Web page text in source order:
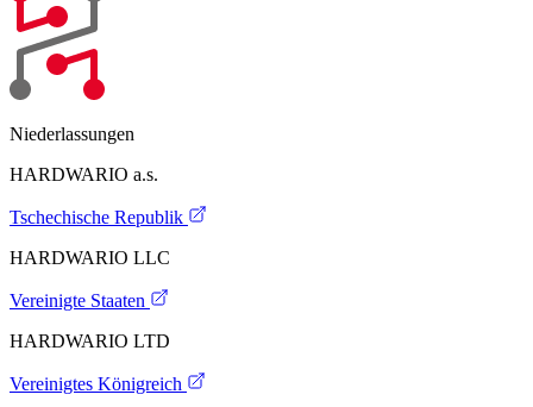
Niederlassungen
HARDWARIO a.s.
Tschechische Republik
HARDWARIO LLC
Vereinigte Staaten
HARDWARIO LTD
Vereinigtes Königreich